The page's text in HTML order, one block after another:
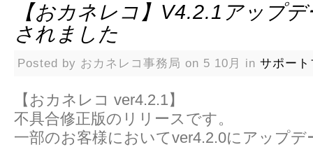
【おカネレコ】v4.2.1アップ
されました
Posted by おカネレコ事務局 on 5 10月 in サポー
【おカネレコ ver4.2.1】
不具合修正版のリリースです。
一部のお客様においてver4.2.0にアップデ